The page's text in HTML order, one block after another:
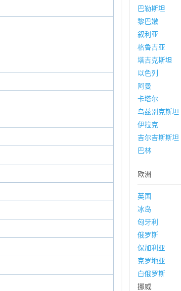
巴勒斯坦
黎巴嫩
叙利亚
格鲁吉亚
塔吉克斯坦
以色列
阿曼
卡塔尔
乌兹别克斯坦
伊拉克
吉尔吉斯斯坦
巴林
欧洲
英国
冰岛
匈牙利
俄罗斯
保加利亚
克罗地亚
白俄罗斯
挪威